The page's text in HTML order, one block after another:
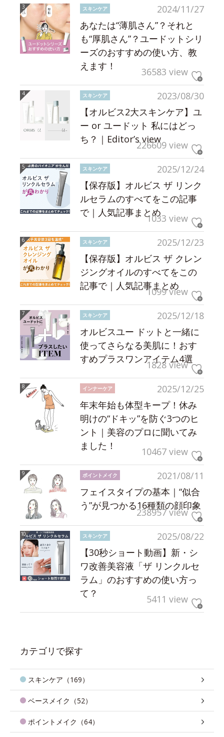
2024/11/27
スキンケア
あなたは“薄肌さん”？それと
も“厚肌さん”？ユードットシリ
ーズのおすすめの使い方、教
えます！
36583 view
2023/08/30
スキンケア
【オルビス2大スキンケア】ユ
ー or ユードット 私にはどっ
ち？｜Editor’s view226609 view
2025/12/24
スキンケア
【保存版】オルビス ザ リンク
ルセラムのすべてをこの記事
で｜人気記事まとめ1033 view
2025/12/23
スキンケア
【保存版】オルビス ザ クレン
ジングオイルのすべてをこの
記事で｜人気記事まとめ
1099 view
2025/12/18
スキンケア
オルビスユー ドットと一緒に
使ってさらなる美肌に！おす
すめプラスワンアイテム4選
1828 view
2025/12/25
インナーケア
年末年始も体型キープ！休み
明けの“ドキッ”を防ぐ3つのヒ
ント｜美容のプロに聞いてみ
ました！
10467 view
2021/08/11
ポイントメイク
フェイスタイプの基本｜“似合
う”が見つかる16種類の顔印象
238957 view
2025/08/22
スキンケア
【30秒ショート動画】新・シ
ワ改善美容液「ザ リンクルセ
ラム」のおすすめの使い方っ
て？
5411 view
カテゴリで探す
スキンケア（169）
ベースメイク（52）
ポイントメイク（64）